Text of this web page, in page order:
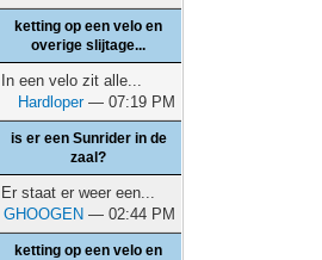
ketting op een velo en
overige slijtage...
In een velo zit alle...
Hardloper— 07:19 PM
is er een Sunrider in de
zaal?
Er staat er weer een...
GHOOGEN — 02:44 PM
ketting op een velo en